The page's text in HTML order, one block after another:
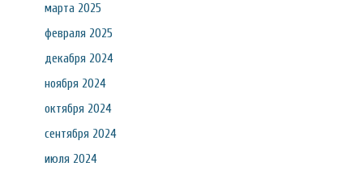
марта 2025
февраля 2025
декабря 2024
ноября 2024
октября 2024
сентября 2024
июля 2024